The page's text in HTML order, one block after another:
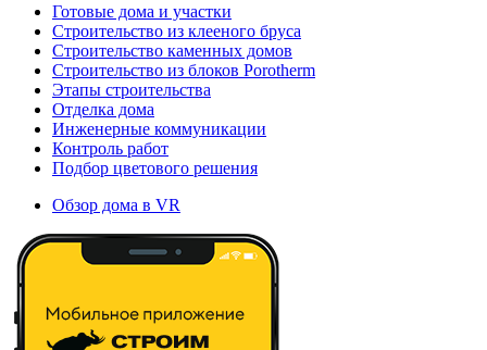
Готовые дома и участки
Строительство из клееного бруса
Строительство каменных домов
Строительство из блоков Porotherm
Этапы строительства
Отделка дома
Инженерные коммуникации
Контроль работ
Подбор цветового решения
Обзор дома в VR